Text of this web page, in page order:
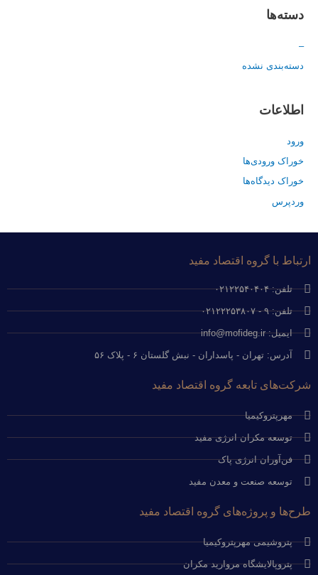
دسته‌ها
–
دسته‌بندی نشده
اطلاعات
ورود
خوراک ورودی‌ها
خوراک دیدگاه‌ها
وردپرس
ارتباط با گروه اقتصاد مفید
تلفن: ۰۲۱۲۲۵۴۰۴۰۴
تلفن: ۹ - ۰۲۱۲۲۲۵۳۸۰۷
ایمیل: info@mofideg.ir
آدرس: تهران - پاسداران - نبش گلستان ۶ - پلاک ۵۶
شرکت‌های تابعه گروه اقتصاد مفید
مهرپتروکیمیا
توسعه مکران انرژی مفید
فن‌آوران انرژی پاک
توسعه صنعت و معدن مفید
طرح‌ها و پروژه‌های گروه اقتصاد مفید
پتروشیمی مهرپتروکیمیا
پتروپالایشگاه مروارید مکران